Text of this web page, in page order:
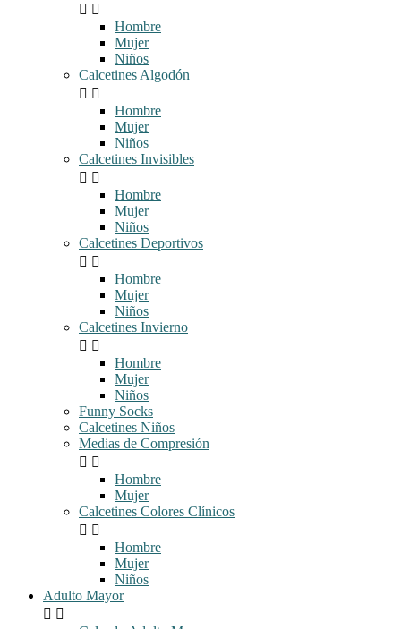
 
Hombre
Mujer
Niños
Calcetines Algodón
 
Hombre
Mujer
Niños
Calcetines Invisibles
 
Hombre
Mujer
Niños
Calcetines Deportivos
 
Hombre
Mujer
Niños
Calcetines Invierno
 
Hombre
Mujer
Niños
Funny Socks
Calcetines Niños
Medias de Compresión
 
Hombre
Mujer
Calcetines Colores Clínicos
 
Hombre
Mujer
Niños
Adulto Mayor
 